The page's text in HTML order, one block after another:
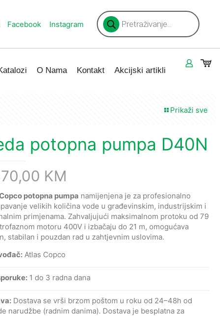
Facebook Instagram
Products
search
O Nama Kontakt Akcijski artikli
Prikaži sve
potopna pumpa D40N
KM
potopna pumpa namijenjena je za profesionalno
velikih količina vode u građevinskim, industrijskim i
primjenama. Zahvaljujući maksimalnom protoku od 79
motoru 400V i izbačaju do 21 m, omogućava
stabilan i pouzdan rad u zahtjevnim uslovima.
Atlas Copco
1 do 3 radna dana
Dostava se vrši brzom poštom u roku od 24–48h od
narudžbe (radnim danima). Dostava je besplatna za